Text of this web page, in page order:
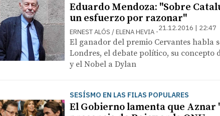
Eduardo Mendoza: "Sobre
un esfuerzo por razonar"
ERNEST ALÓS / ELENA HEVIA 21.12.2016 | 22:47
El ganador del premio Cervantes habla
Londres, el debate político, su concepto
y el Nobel a Dylan
SESÍSMO EN LAS FILAS POPULARES
El Gobierno lamenta que Aznar